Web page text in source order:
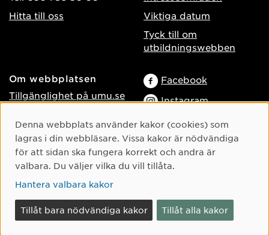
Hitta till oss
Viktiga datum
Tyck till om
utbildningswebben
Om webbplatsen
Tillgänglighet på umu.se
personuppgifter
Hantera kakor
Logga in som
webbredaktör
Facebook
Instagram
TikTok
Youtube
LinkedIn
Cookie-samtycke
Denna webbplats använder kakor (cookies) som
lagras i din webbläsare. Vissa kakor är nödvändiga
för att sidan ska fungera korrekt och andra är
valbara. Du väljer vilka du vill tillåta.
Hantera valbara kakor
Tillåt bara nödvändiga kakor Tillåt alla kakor